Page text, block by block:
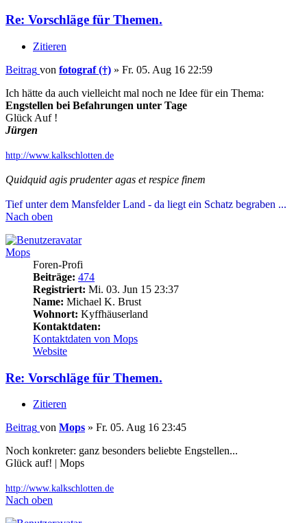
Re: Vorschläge für Themen.
Zitieren
Beitrag von fotograf (†) » Fr. 05. Aug 16 22:59
Ich hätte da auch vielleicht mal noch ne Idee für ein Thema:
Engstellen bei Befahrungen unter Tage
Glück Auf !
Jürgen
http://www.kalkschlotten.de
Quidquid agis prudenter agas et respice finem
Tief unter dem Mansfelder Land - da liegt ein Schatz begraben ...
Nach oben
Mops
Foren-Profi
Beiträge: 474
Registriert: Mi. 03. Jun 15 23:37
Name: Michael K. Brust
Wohnort: Kyffhäuserland
Kontaktdaten:
Kontaktdaten von Mops
Website
Re: Vorschläge für Themen.
Zitieren
Beitrag von Mops » Fr. 05. Aug 16 23:45
Noch konkreter: ganz besonders beliebte Engstellen...
Glück auf! | Mops
http://www.kalkschlotten.de
Nach oben